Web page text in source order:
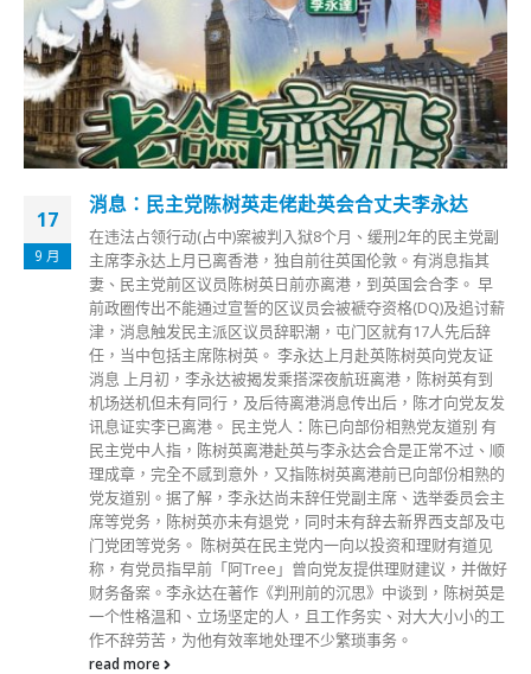
17
9 月
消息：民主党陈树英走佬赴英会合丈夫李永达
在违法占领行动(占中)案被判入狱8个月、缓刑2年的民主党副
主席李永达上月已离香港，独自前往英国伦敦。有消息指其
妻、民主党前区议员陈树英日前亦离港，到英国会合李。 早
前政圈传出不能通过宣誓的区议员会被褫夺资格(DQ)及追讨薪
津，消息触发民主派区议员辞职潮，屯门区就有17人先后辞
任，当中包括主席陈树英。 李永达上月赴英陈树英向党友证
消息 上月初，李永达被揭发乘搭深夜航班离港，陈树英有到
机场送机但未有同行，及后待离港消息传出后，陈才向党友发
讯息证实李已离港。 民主党人：陈已向部份相熟党友道别 有
民主党中人指，陈树英离港赴英与李永达会合是正常不过、顺
理成章，完全不感到意外，又指陈树英离港前已向部份相熟的
党友道别。据了解，李永达尚未辞任党副主席、选举委员会主
席等党务，陈树英亦未有退党，同时未有辞去新界西支部及屯
门党团等党务。 陈树英在民主党内一向以投资和理财有道见
称，有党员指早前「阿Tree」曾向党友提供理财建议，并做好
财务备案。李永达在著作《判刑前的沉思》中谈到，陈树英是
一个性格温和、立场坚定的人，且工作务实、对大大小小的工
作不辞劳苦，为他有效率地处理不少繁琐事务。
read more